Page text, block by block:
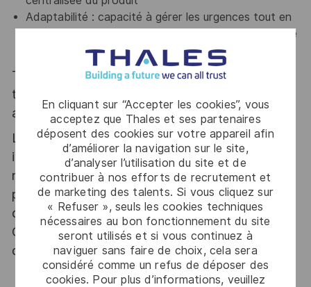
En cliquant sur “Accepter les cookies”, vous
acceptez que Thales et ses partenaires
déposent des cookies sur votre appareil afin
d’améliorer la navigation sur le site,
d’analyser l’utilisation du site et de
contribuer à nos efforts de recrutement et
de marketing des talents. Si vous cliquez sur
« Refuser », seuls les cookies techniques
nécessaires au bon fonctionnement du site
seront utilisés et si vous continuez à
naviguer sans faire de choix, cela sera
considéré comme un refus de déposer des
cookies. Pour plus d’informations, veuillez
Adaptabilité : capacité à gérer les urgences tout en
maintenant une vision stratégique sur le cycle de vie
Thales, entreprise Handi-Engagée, reconnait
tous les talents. La diversité est notre meilleur
atout. Postulez et rejoignez nous !
Le poste pouvant nécessiter d'accéder à des
informations relevant du secret de la défense
nationale, la personne retenue fera l'objet d'une
procédure d’habilitation, conformément aux
dispositions des articles R.2311-1 et suivants du
Code de la défense et de l’IGI 1300 SGDSN/PSE
du 09 août 2021.